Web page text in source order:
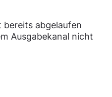
bereits abgelaufen
Ausgabekanal nicht